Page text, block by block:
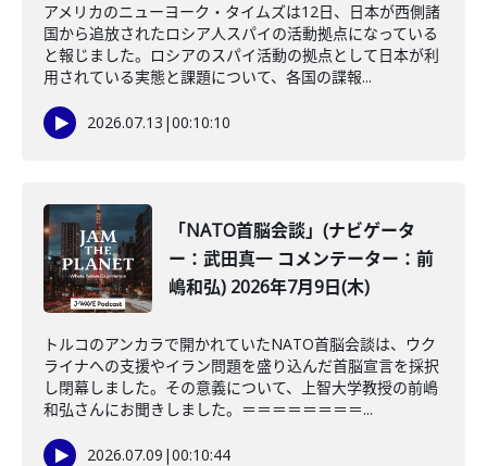
アメリカのニューヨーク・タイムズは12日、日本が西側諸
国から追放されたロシア人スパイの活動拠点になっている
と報じました。ロシアのスパイ活動の拠点として日本が利
用されている実態と課題について、各国の諜報...
2026.07.13 |00:10:10
「NATO首脳会談」(ナビゲータ
ー：武田真一 コメンテーター：前
嶋和弘) 2026年7月9日(木)
トルコのアンカラで開かれていたNATO首脳会談は、ウク
ライナへの支援やイラン問題を盛り込んだ首脳宣言を採択
し閉幕しました。その意義について、上智大学教授の前嶋
和弘さんにお聞きしました。＝＝＝＝＝＝＝＝...
2026.07.09 |00:10:44